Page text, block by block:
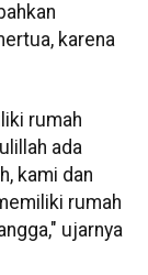
karena
rumah
ada
kami dan
rumah
ujarnya